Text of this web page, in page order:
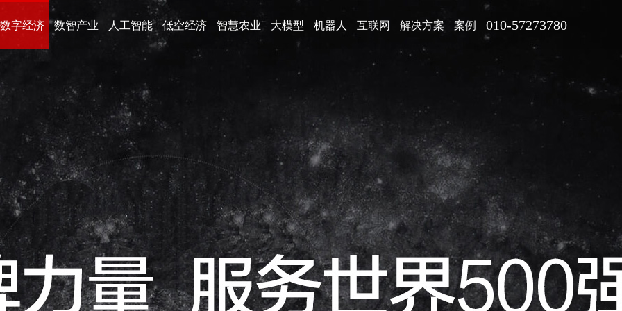
数字经济 数智产业 人工智能 低空经济 智慧农业 大模型 机器人 互联网 解决方案 案例 010-57273780